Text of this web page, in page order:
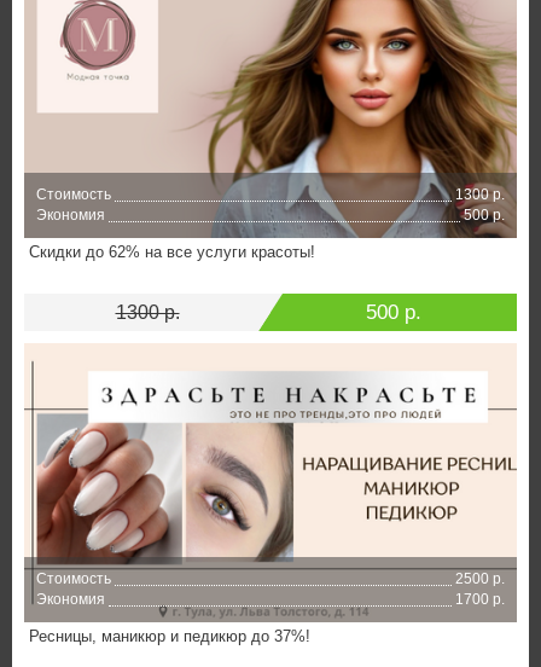
Стоимость
1300 р.
Экономия
500 р.
Скидки до 62% на все услуги красоты!
1300 р. 500 р.
Стоимость
2500 р.
Экономия
1700 р.
Ресницы, маникюр и педикюр до 37%!